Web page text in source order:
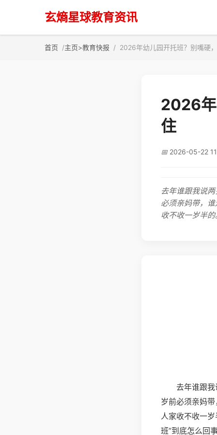
玄熵星球教育资讯
首页 主页>教育快报 2026年幼儿园开托班？别嘴硬
2026年
住
📅 2026-05-22
去年谁跟我说
必须亲妈带，
收不收一岁半
去年谁跟
岁前必须亲妈
人家收不收一
班”到底怎么回